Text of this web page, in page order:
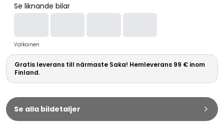
Bilmärken
Audi
BMW
Kia
Mercedes-Benz
Polestar
Skoda
Tesla
Toyota
Se liknande bilar
Valkoinen
Gratis leverans till närmaste Saka! Hemleverans 99 € inom
Finland.
Se alla bildetaljer